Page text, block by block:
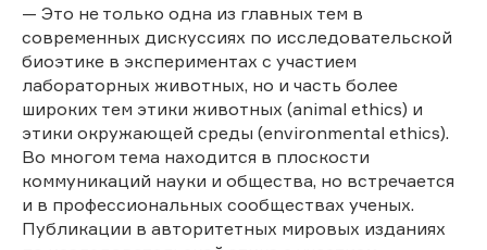
— Это не только одна из главных тем в
современных дискуссиях по исследовательской
биоэтике в экспериментах с участием
лабораторных животных, но и часть более
широких тем этики животных (animal ethics) и
этики окружающей среды (environmental ethics).
Во многом тема находится в плоскости
коммуникаций науки и общества, но встречается
и в профессиональных сообществах ученых.
Публикации в авторитетных мировых изданиях